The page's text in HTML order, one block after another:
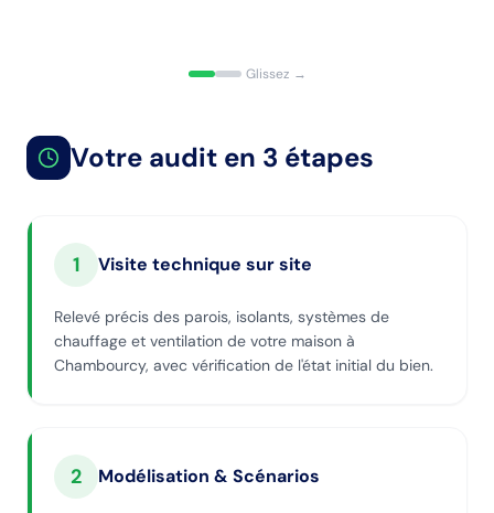
Glissez →
Votre audit en 3 étapes
1 Visite technique sur site
Relevé précis des parois, isolants, systèmes de
chauffage et ventilation de votre maison à
Chambourcy, avec vérification de l'état initial du bien.
2 Modélisation & Scénarios